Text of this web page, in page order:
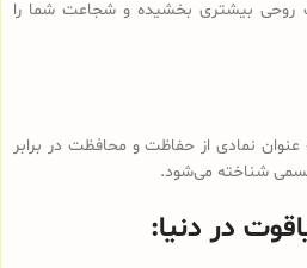
روحی بیشتری بخشیده و شجاعت شما را
عنوان نمادی از حفاظت و محافظت در برابر
شناخته می‌شود.
در دنیا: